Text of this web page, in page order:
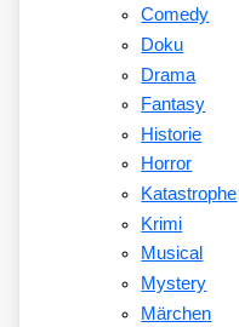
Comedy
Doku
Drama
Fantasy
Historie
Horror
Katastrophe
Krimi
Musical
Mystery
Märchen